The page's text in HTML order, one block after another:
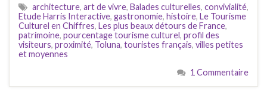
architecture, art de vivre, Balades culturelles, convivialité,
Etude Harris Interactive, gastronomie, histoire, Le Tourisme
Culturel en Chiffres, Les plus beaux détours de France,
patrimoine, pourcentage tourisme culturel, profil des
visiteurs, proximité, Toluna, touristes français, villes petites
et moyennes
1 Commentaire